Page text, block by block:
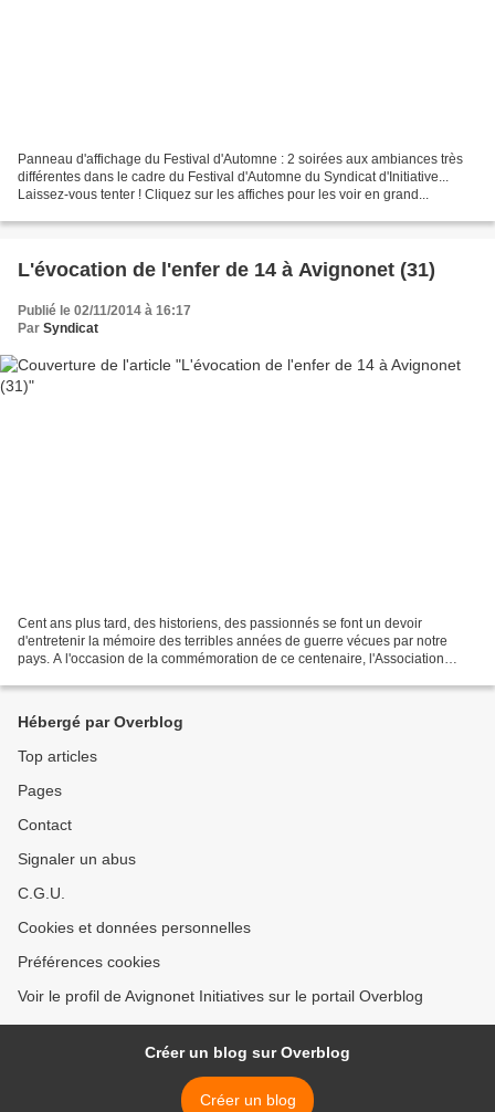
Panneau d'affichage du Festival d'Automne : 2 soirées aux ambiances très
différentes dans le cadre du Festival d'Automne du Syndicat d'Initiative...
Laissez-vous tenter ! Cliquez sur les affiches pour les voir en grand...
L'évocation de l'enfer de 14 à Avignonet (31)
Publié le 02/11/2014 à 16:17
Par Syndicat
Cent ans plus tard, des historiens, des passionnés se font un devoir
d'entretenir la mémoire des terribles années de guerre vécues par notre
pays. A l'occasion de la commémoration de ce centenaire, l'Association
Hébergé par Overblog
Top articles
Pages
Contact
Signaler un abus
C.G.U.
Cookies et données personnelles
Préférences cookies
Voir le profil de Avignonet Initiatives sur le portail Overblog
Créer un blog sur Overblog
Créer un blog